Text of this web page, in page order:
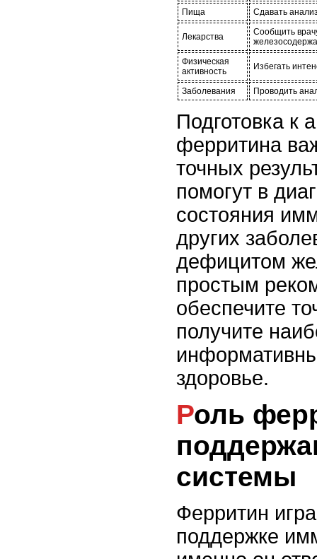
Пища
Сдавать
Лекарства
Сообщить
Физическая
активность
Избегать
Заболевания Проводить
Подготовка к
ферритина
точных
помогут в
состояния
других
дефицитом
простым
обеспечите
получите
здоровье.
Роль ферритина в
системы
Ферритин
поддержке